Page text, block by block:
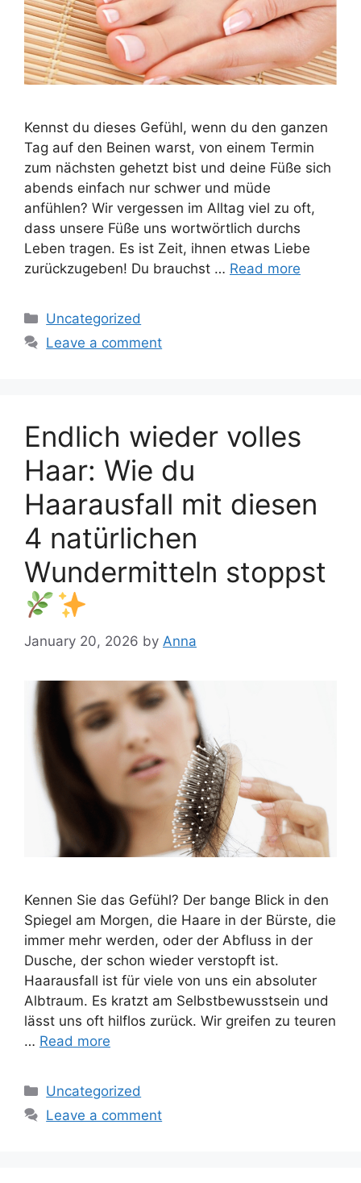
Kennst du dieses Gefühl, wenn du den ganzen
Tag auf den Beinen warst, von einem Termin
zum nächsten gehetzt bist und deine Füße sich
abends einfach nur schwer und müde
anfühlen? Wir vergessen im Alltag viel zu oft,
dass unsere Füße uns wortwörtlich durchs
Leben tragen. Es ist Zeit, ihnen etwas Liebe
zurückzugeben! Du brauchst … Read more
Categories
Uncategorized
Leave a comment
Endlich wieder volles
Haar: Wie du
Haarausfall mit diesen
4 natürlichen
Wundermitteln stoppst
January 20, 2026 by Anna
Kennen Sie das Gefühl? Der bange Blick in den
Spiegel am Morgen, die Haare in der Bürste, die
immer mehr werden, oder der Abfluss in der
Dusche, der schon wieder verstopft ist.
Haarausfall ist für viele von uns ein absoluter
Albtraum. Es kratzt am Selbstbewusstsein und
lässt uns oft hilflos zurück. Wir greifen zu teuren
… Read more
Categories
Uncategorized
Leave a comment